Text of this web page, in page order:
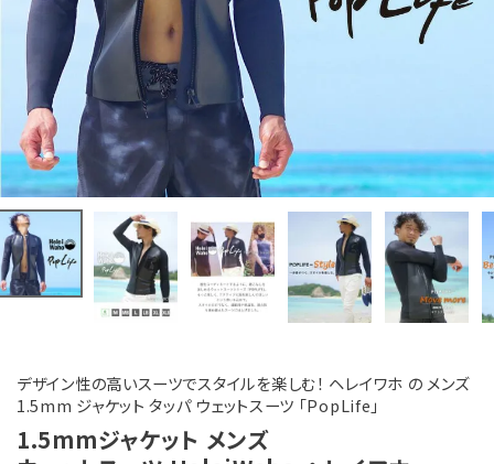
デザイン性の高いスーツでスタイルを楽しむ！ ヘレイワホ の メンズ
1.5mm ジャケット タッパ ウェットスーツ 「PopLife」
1.5mmジャケット メンズ